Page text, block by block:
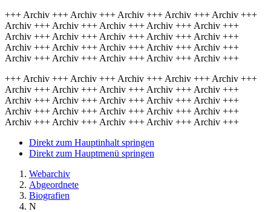
+++ Archiv +++ Archiv +++ Archiv +++ Archiv +++ Archiv +++
Archiv +++ Archiv +++ Archiv +++ Archiv +++ Archiv +++
Archiv +++ Archiv +++ Archiv +++ Archiv +++ Archiv +++
Archiv +++ Archiv +++ Archiv +++ Archiv +++ Archiv +++
Archiv +++ Archiv +++ Archiv +++ Archiv +++ Archiv +++
+++ Archiv +++ Archiv +++ Archiv +++ Archiv +++ Archiv +++
Archiv +++ Archiv +++ Archiv +++ Archiv +++ Archiv +++
Archiv +++ Archiv +++ Archiv +++ Archiv +++ Archiv +++
Archiv +++ Archiv +++ Archiv +++ Archiv +++ Archiv +++
Archiv +++ Archiv +++ Archiv +++ Archiv +++ Archiv +++
Direkt zum Hauptinhalt springen
Direkt zum Hauptmenü springen
Webarchiv
Abgeordnete
Biografien
N